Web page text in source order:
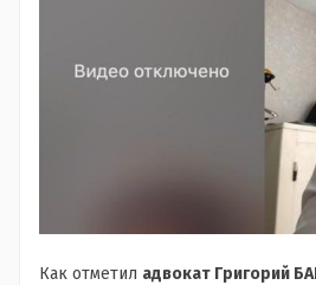
Как отметил адвокат Григорий